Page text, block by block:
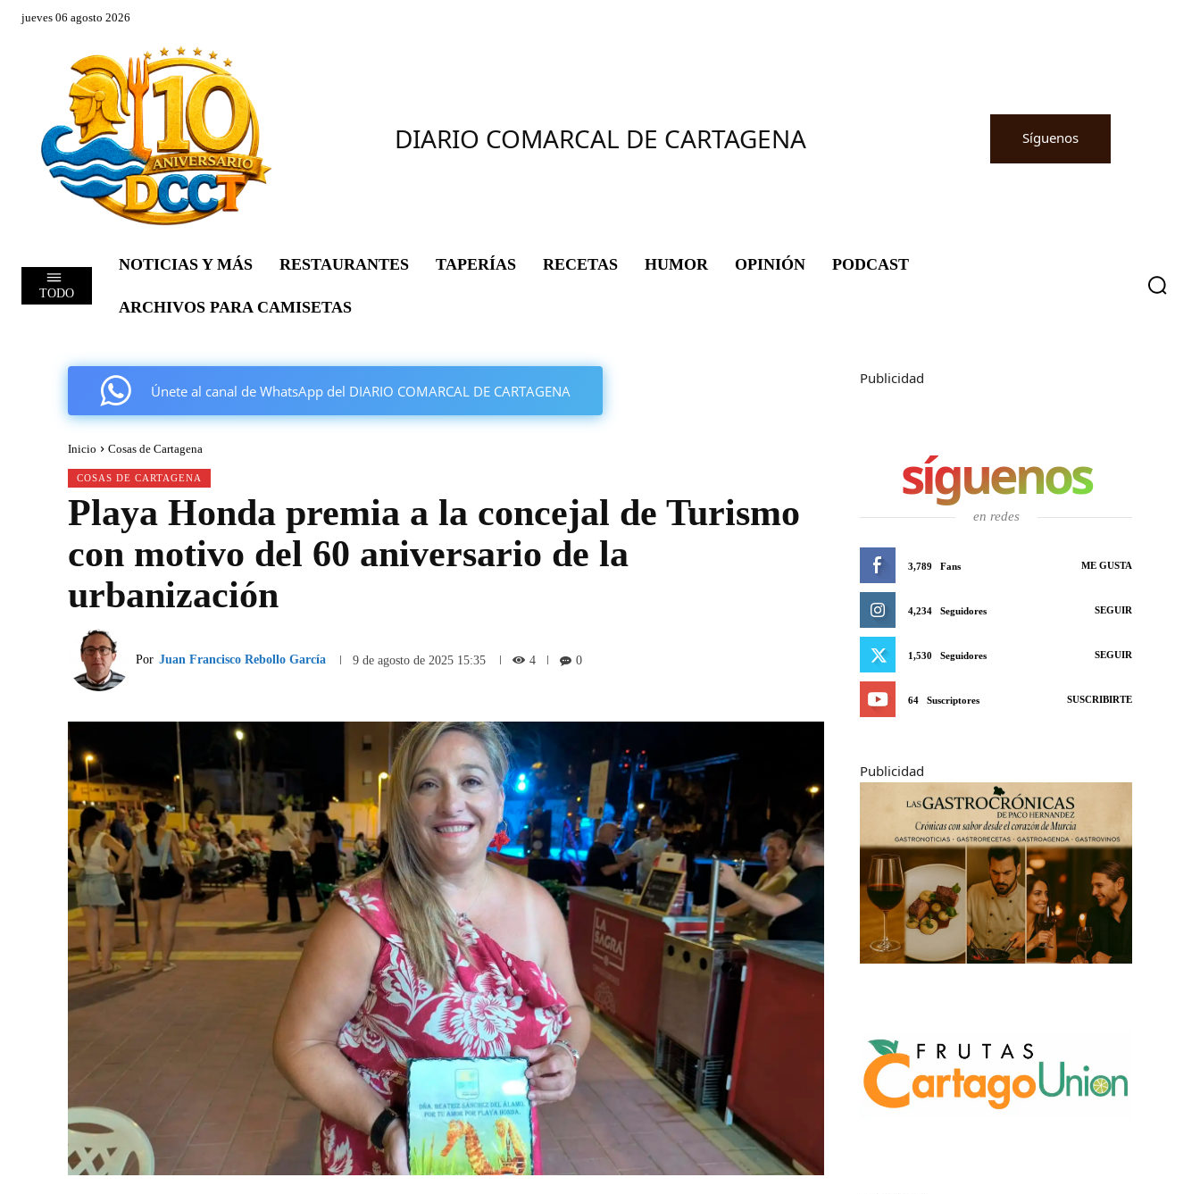
jueves 06 agosto 2026
DIARIO COMARCAL DE CARTAGENA Síguenos
TODO
NOTICIAS Y MÁS RESTAURANTES TAPERÍAS RECETAS HUMOR OPINIÓN PODCAST
ARCHIVOS PARA CAMISETAS
Únete al canal de WhatsApp del DIARIO COMARCAL DE CARTAGENA
Inicio Cosas de Cartagena
COSAS DE CARTAGENA
Playa Honda premia a la concejal de Turismo
con motivo del 60 aniversario de la
urbanización
Por Juan Francisco Rebollo García 9 de agosto de 2025 15:35 4 0
Publicidad
síguenos
en redes
3,789 Fans ME GUSTA
4,234 Seguidores SEGUIR
1,530 Seguidores SEGUIR
64 Suscriptores SUSCRIBIRTE
Publicidad